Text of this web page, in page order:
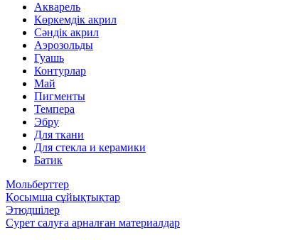
Акварель
Көркемдік акрил
Сәндік акрил
Аэрозольды
Гуашь
Контурлар
Май
Пигменты
Темпера
Эбру
Для ткани
Для стекла и керамики
Батик
Мольберттер
Қосымша сұйықтықтар
Этюдшілер
Сурет салуға арналған материалдар